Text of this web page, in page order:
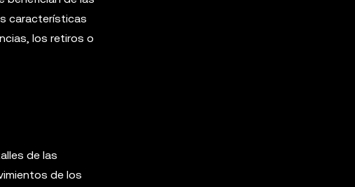
características
los retiros o
de las
de los